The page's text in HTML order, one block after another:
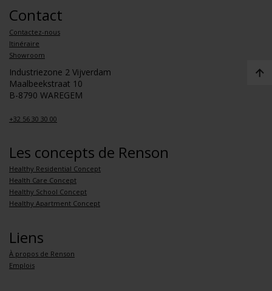
Contact
Contactez-nous
Itinéraire
Showroom
Industriezone 2 Vijverdam
Maalbeekstraat 10
B-8790 WAREGEM
+32 56 30 30 00
Les concepts de Renson
Healthy Residential Concept
Health Care Concept
Healthy School Concept
Healthy Apartment Concept
Liens
À propos de Renson
Emplois